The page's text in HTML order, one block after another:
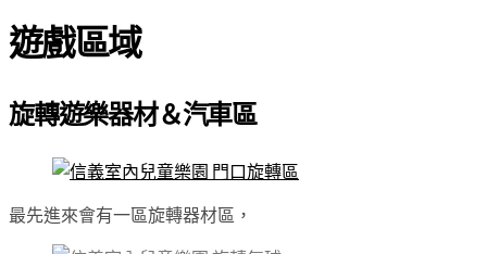
遊戲區域
旋轉遊樂器材＆汽車區
最先進來會有一區旋轉器材區，